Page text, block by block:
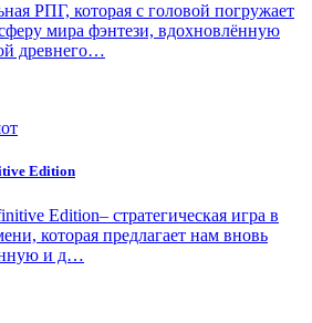
РПГ, которая с головой погружает
мира фэнтези, вдохновлённую
древнего…
Edition
Edition– стратегическая игра в
которая предлагает нам вновь
и д…